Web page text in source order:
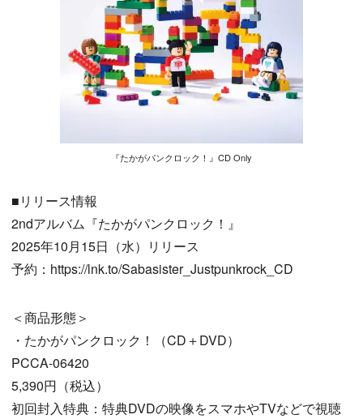
『たかがパンクロック！』CD Only
■リリース情報
2ndアルバム『たかがパンクロック！』
2025年10月15日（水）リリース
予約：https://lnk.to/Sabasister_Justpunkrock_CD
＜商品形態＞
・たかがパンクロック！（CD＋DVD）
PCCA-06420
5,390円（税込）
初回封入特典：特典DVDの映像をスマホやTVなどで視聴